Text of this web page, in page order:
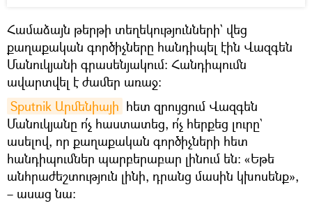
Համաձայն թերթի տեղեկությունների` վեց
քաղաքական գործիչները հանդիպել էին Վազգեն
Մանուկյանի գրասենյակում։ Հանդիպումն
ավարտվել է ժամեր առաջ։
Sputnik Արմենիայի հետ զրույցում Վազգեն
Մանուկյանը ո՛չ հաստատեց, ո՛չ հերքեց լուրը`
ասելով, որ քաղաքական գործիչների հետ
հանդիպումներ պարբերաբար լինում են։ «Եթե
անհրաժեշտություն լինի, դրանց մասին կխոսենք»,
– ասաց նա։